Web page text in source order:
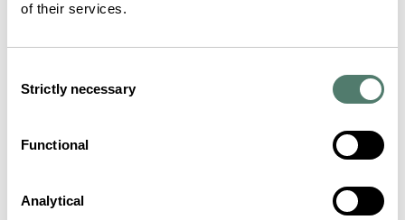
of their services.
Selection
Strictly necessary
Functional
Analytical